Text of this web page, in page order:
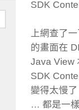
SDK
上網查了
的畫面在
Java View
SDK
變得太慢
… 都是一